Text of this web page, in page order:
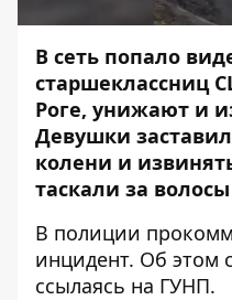
В сеть попало
старшеклассниц
Роге, унижают и
Девушки
колени и
таскали за
В полиции
инцидент. Об этом
ссылаясь на ГУНП.